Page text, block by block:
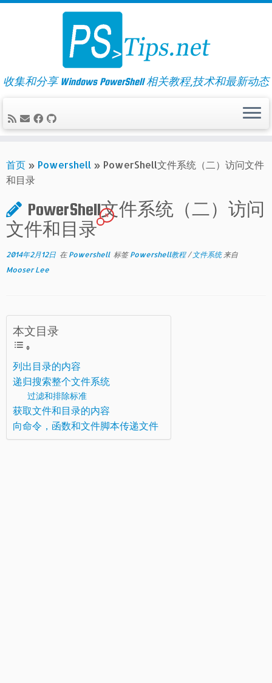
Skip
收集和分享 Windows PowerShell 相关教程,技术和最新动态
首页 » Powershell » PowerShell文件系统（二）访问文件
和目录
PowerShell文件系统（二）访问
文件和目录
11
2014年2月12日 在 Powershell 标签Powershell教程/ 文件系统 来自
Mooser Lee
本文目录
列出目录的内容
递归搜索整个文件系统
过滤和排除标准
获取文件和目录的内容
向命令，函数和文件脚本传递文件